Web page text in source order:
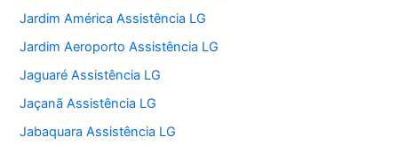
Jardim América Assistência LG
Jardim Aeroporto Assistência LG
Jaguaré Assistência LG
Jaçanã Assistência LG
Jabaquara Assistência LG